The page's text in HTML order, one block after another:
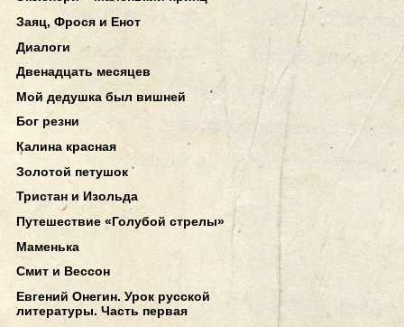
Заяц, Фрося и Енот
Диалоги
Двенадцать месяцев
Мой дедушка был вишней
Бог резни
Калина красная
Золотой петушок
Тристан и Изольда
Путешествие «Голубой стрелы»
Маменька
Смит и Вессон
Евгений Онегин. Урок русской
литературы. Часть первая